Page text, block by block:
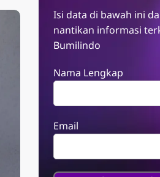
Isi data di bawah ini
nantikan informasi
Bumilindo
Nama Lengkap
Email